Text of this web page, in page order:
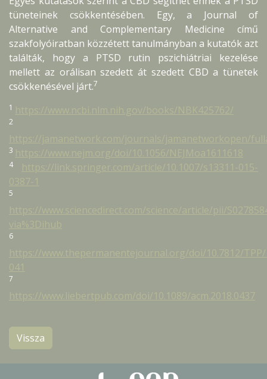
tüneteinek csökkentésében. Egy, a Journal of
Alternative and Complementary Medicine című
szakfolyóiratban közzétett tanulmányban a kutatók azt
találták, hogy a PTSD rutin pszichiátriai kezelése
mellett az orálisan szedett át szedett CBD a tünetek
csökkenésével járt.7
1
2
3
4
5
6
7
Vissza